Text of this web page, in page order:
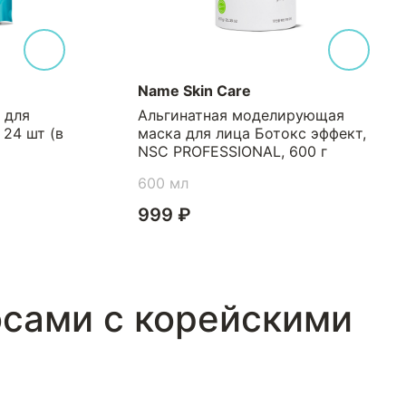
24 шт (в
Name Skin Care
Альгинатная моделирующая
маска для лица Ботокс эффект,
NSC PROFESSIONAL, 600 г
600 мл
999 ₽
с корейскими